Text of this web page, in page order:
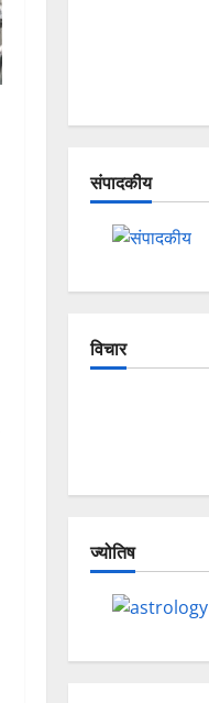
संपादकीय
विचार
ज्योतिष